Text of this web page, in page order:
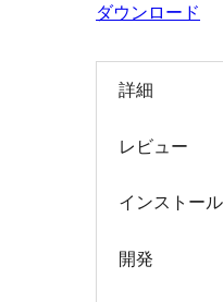
ダウンロード
詳細
レビュー
インストール
開発